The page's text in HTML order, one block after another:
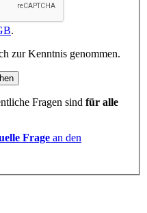
.
zur Kenntnis genommen.
Fragen sind für alle
Frage an den